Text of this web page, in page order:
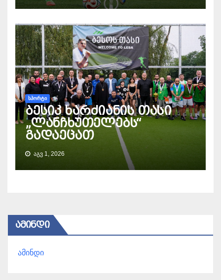
ᲡᲞᲝᲠᲢᲘ
ბესიკ ხარძიანის თასი
„ლანჩხუთელებს“
გადაეცათ
ᲐᲒᲕ 1, 2026
ᲐᲛᲘᲜᲓᲘ
ამინდი